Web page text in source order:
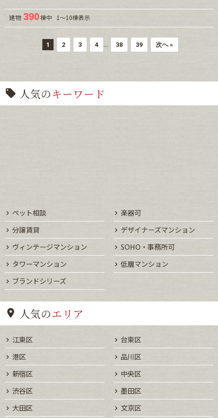
建物 390棟中 1～10棟表示
1 2 3 4 ... 38 39 次へ »
人気のキーワード
ペット相談
楽器可
分譲賃貸
デザイナーズマンション
ヴィンテージマンション
SOHO・事務所可
タワーマンション
低層マンション
ブランドシリーズ
人気のエリア
江東区
台東区
港区
品川区
新宿区
中央区
渋谷区
墨田区
大田区
文京区